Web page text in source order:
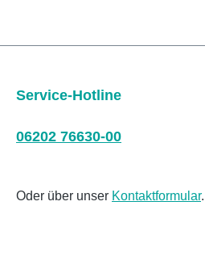
Service-Hotline
06202 76630-00
Oder über unser Kontaktformular.